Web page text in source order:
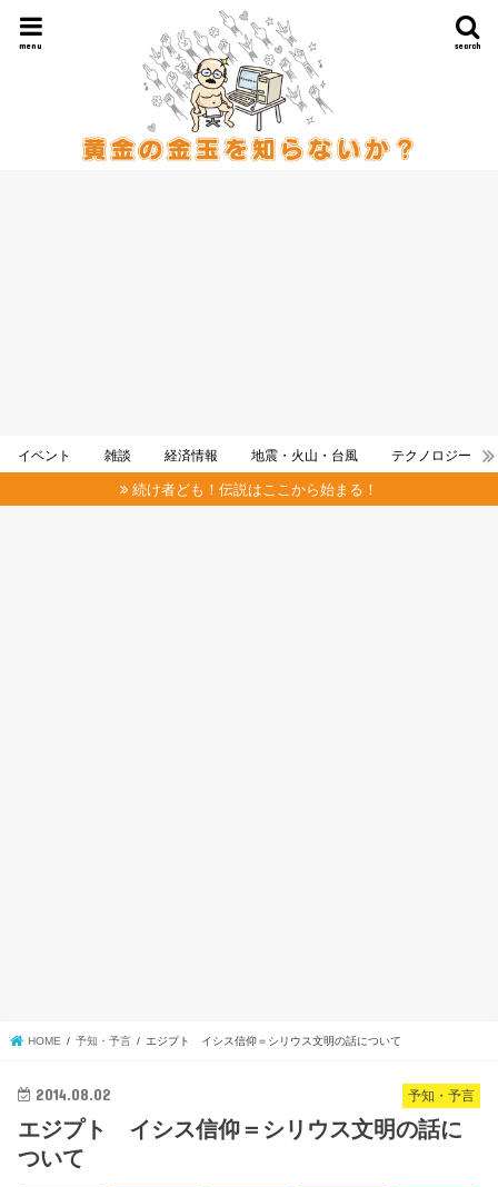
search
menu
イベント 雑談 経済情報 地震・火山・台風 テクノロジー
続け者ども！伝説はここから始まる！
HOME 予知・予言 エジプト イシス信仰＝シリウス文明の話について
予知・予言
2014.08.02
エジプト イシス信仰＝シリウス文明の話に
ついて